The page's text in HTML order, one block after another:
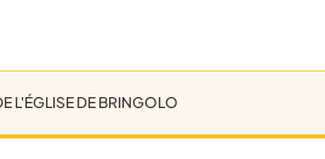
L'ÉGLISE DE BRINGOLO